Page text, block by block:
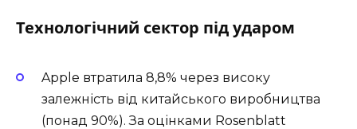
Технологічний сектор під ударом
Apple втратила 8,8% через високу
залежність від китайського виробництва
(понад 90%). За оцінками Rosenblatt